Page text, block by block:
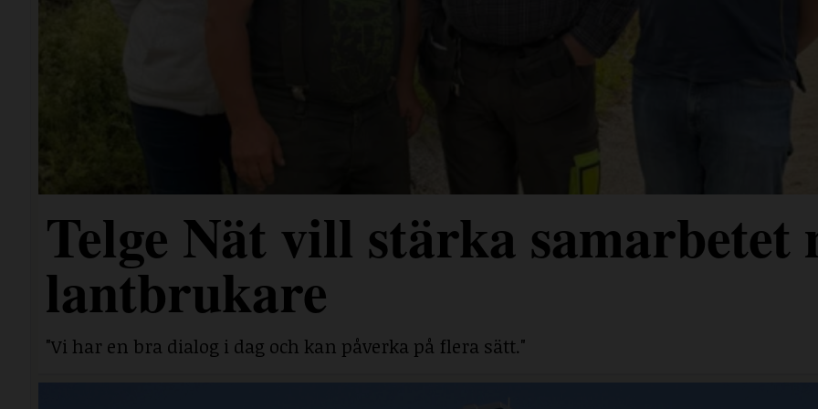
Telge Nät vill stärka samarbetet
lantbrukare
"Vi har en bra dialog i dag och kan påverka på flera sätt."